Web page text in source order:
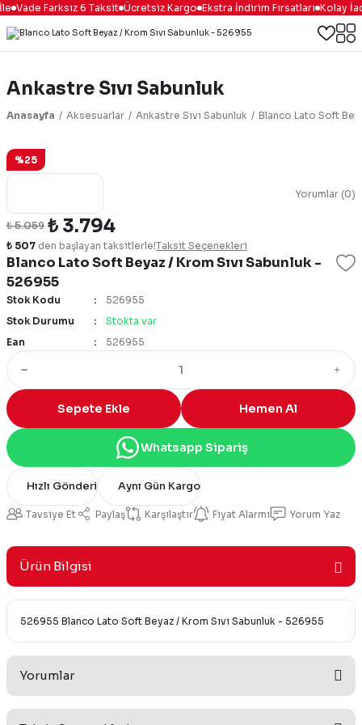
Vade Farksız 6 Taksit Ücretsiz Kargo Ekstra İndirim Fırsatları Kolay
Ankastre Sıvı Sabunluk
Anasayfa Aksesuarlar Ankastre Sıvı Sabunluk Blanco Lato Soft
%25
Yorumlar (0)
Blanco Lato Soft Beyaz / Krom Sıvı Sabunluk -
526955
₺ 5.059 ₺ 3.794
₺ 507 den başlayan taksitlerle!Taksit Seçenekleri
Stok Kodu
526955
Stok Durumu
Stokta var
Ean
526955
Sepete Ekle Hemen Al
Whatsapp Sipariş
Hızlı Gönderi Aynı Gün Kargo
Tavsiye Et Paylaş Karşılaştır Fiyat Alarmı Yorum Yaz
Ürün Bilgisi
526955 Blanco Lato Soft Beyaz / Krom Sıvı Sabunluk - 526955
Yorumlar